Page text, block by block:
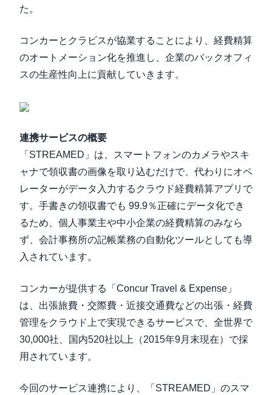
た。
コンカーとクラビスが協業することにより、経費精算
のオートメーション化を推進し、企業のバックオフィ
スの生産性向上に貢献していきます。
連携サービスの概要
「STREAMED」は、スマートフォンのカメラやスキ
ャナで領収書の画像を取り込むだけで、代わりにオペ
レーターがデータ入力するクラウド経費精算アプリで
す。手書きの領収書でも 99.9％正確にデータ化でき
るため、個人事業主や中小企業の経費精算のみなら
ず、会計事務所の記帳業務の自動化ツールとしても導
入されています。
コンカーが提供する「Concur Travel & Expense」
は、出張旅費・交際費・近接交通費などの出張・経費
管理をクラウド上で実現できるサービスで、全世界で
30,000社、国内520社以上（2015年9月末現在）で採
用されています。
今回のサービス連携により、「STREAMED」のスマ